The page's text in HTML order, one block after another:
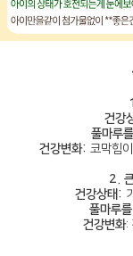
건강
풀마루
건강변화: 코막힘
2.
건강상태:
풀마루
건강변화: